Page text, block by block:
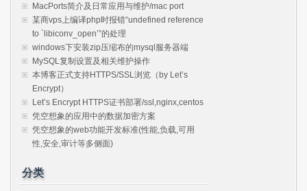
MacPorts简介及日常应用与维护/mac port
某商vps上编译php时报错“undefined reference
to `libiconv_open’”的处理
windows下安装zip压缩布的mysql服务器端
MySQL复制设置及相关维护操作
本博客正式支持HTTPS/SSL浏览（by Let’s
Encrypt）
Let’s Encrypt HTTPS证书部署/ssl,nginx,centos
凭空想象的应用中的数据加密方案
凭空想象的web功能开发标准(性能,负载,可用
性,安全,审计等多侧面)
分类